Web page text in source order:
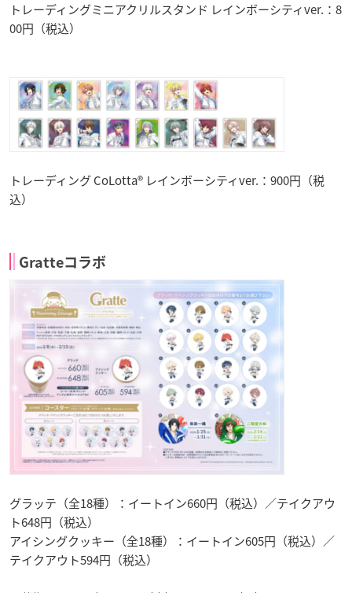
トレーディングミニアクリルスタンド レインボーシティver.：8
00円（税込）
トレーディング CoLotta® レインボーシティver.：900円（税
込）
Gratteコラボ
グラッテ（全18種）：イートイン660円（税込）／テイクアウ
ト648円（税込）
アイシングクッキー（全18種）：イートイン605円（税込）／
テイクアウト594円（税込）